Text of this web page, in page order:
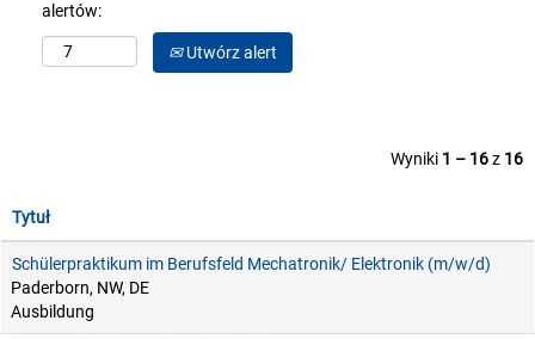
alertów:
Utwórz alert
Wyniki 1 – 16z 16
Tytuł
Schülerpraktikum im Berufsfeld Mechatronik/ Elektronik (m/w/d)
Paderborn, NW, DE
Ausbildung